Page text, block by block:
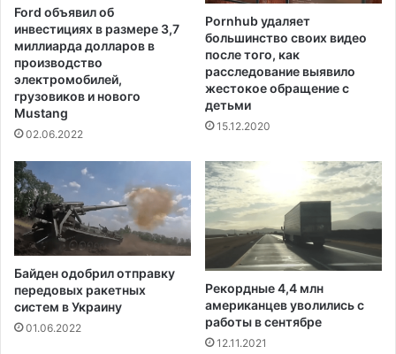
-
а
г
о
"
й
с
у
д
е
й
е
р
х
о
в
о
о
Ford объявил об
инвестициях в размере 3,7
миллиарда долларов в
производство
электромобилей,
грузовиков и нового
Mustang
02.06.2022
Pornhub удаляет
большинство своих видео
после того, как
расследование выявило
жестокое обращение с
детьми
15.12.2020
Байден одобрил отправку
передовых ракетных
систем в Украину
01.06.2022
Рекордные 4,4 млн
американцев уволились с
работы в сентябре
12.11.2021